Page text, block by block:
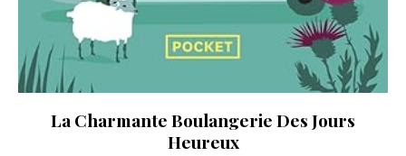
La Charmante Boulangerie Des Jours
Heureux